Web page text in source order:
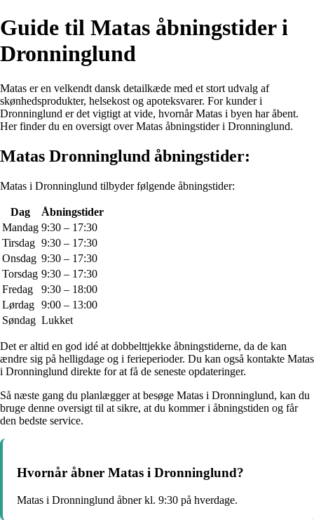
Guide til Matas åbningstider i
Dronninglund
Matas er en velkendt dansk detailkæde med et stort udvalg af
skønhedsprodukter, helsekost og apoteksvarer. For kunder i
Dronninglund er det vigtigt at vide, hvornår Matas i byen har åbent.
Her finder du en oversigt over Matas åbningstider i Dronninglund.
Matas Dronninglund åbningstider:
Matas i Dronninglund tilbyder følgende åbningstider:
Dag
Åbningstider
Mandag 9:30 – 17:30
Tirsdag 9:30 – 17:30
Onsdag 9:30 – 17:30
Torsdag 9:30 – 17:30
Fredag
9:30 – 18:00
Lørdag 9:00 – 13:00
Søndag Lukket
Det er altid en god idé at dobbelttjekke åbningstiderne, da de kan
ændre sig på helligdage og i ferieperioder. Du kan også kontakte Matas
i Dronninglund direkte for at få de seneste opdateringer.
Så næste gang du planlægger at besøge Matas i Dronninglund, kan du
bruge denne oversigt til at sikre, at du kommer i åbningstiden og får
den bedste service.
Hvornår åbner Matas i Dronninglund?
Matas i Dronninglund åbner kl. 9:30 på hverdage.